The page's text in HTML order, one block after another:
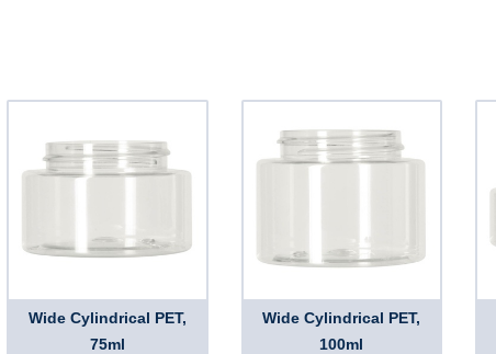
Wide Cylindrical PET,
75ml
Wide Cylindrical PET,
100ml